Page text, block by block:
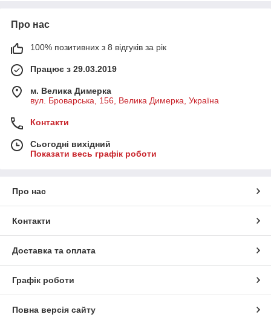
умовах найобмеженішого простору, на вузьких ділянках і
виступають за ширину профілю косіння, що дає
можливість акуратно зрізати траву вздовж стін та інших
перешкод
Про нас
100% позитивних з 8 відгуків за рік
Працює з 29.03.2019
м. Велика Димерка
вул. Броварська, 156, Велика Димерка, Україна
Контакти
Сьогодні вихідний
Показати весь графік роботи
Про нас
Контакти
Доставка та оплата
Графік роботи
Повна версія сайту